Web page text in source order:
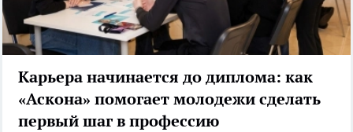
Карьера начинается до диплома: как
«Аскона» помогает молодежи сделать
первый шаг в профессию